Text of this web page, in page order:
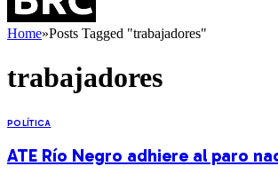
Home»Posts Tagged "trabajadores"
trabajadores
POLÍTICA
ATE Río Negro adhiere al paro